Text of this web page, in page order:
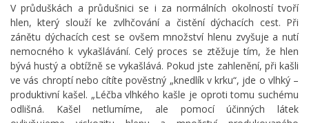
V průduškách a průdušnici se i za normálních okolností tvoří
hlen, který slouží ke zvlhčování a čistění dýchacích cest. Při
zánětu dýchacích cest se ovšem množství hlenu zvyšuje a nutí
nemocného k vykašlávání. Celý proces se ztěžuje tím, že hlen
bývá hustý a obtížně se vykašlává. Pokud jste zahlenění, při kašli
ve vás chroptí nebo cítíte pověstný „knedlík v krku“, jde o vlhký –
produktivní kašel. „Léčba vlhkého kašle je oproti tomu suchému
odlišná. Kašel netlumíme, ale pomocí účinných látek